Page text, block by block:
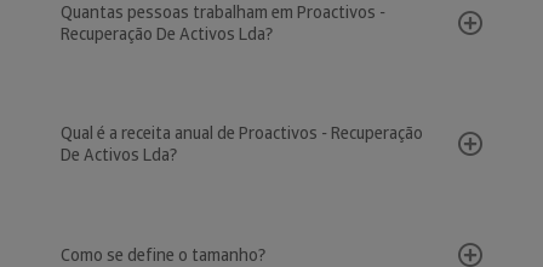
Quantas pessoas trabalham em Proactivos -
Recuperação De Activos Lda?
Qual é a receita anual de Proactivos - Recuperação
De Activos Lda?
Como se define o tamanho?